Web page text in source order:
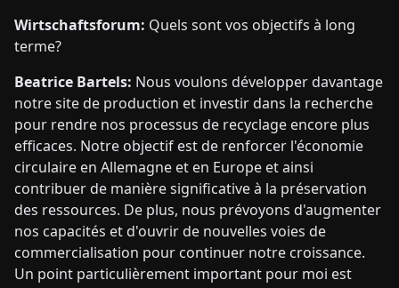
Wirtschaftsforum: Quels sont vos objectifs à long
terme?
Beatrice Bartels: Nous voulons développer davantage
notre site de production et investir dans la recherche
pour rendre nos processus de recyclage encore plus
efficaces. Notre objectif est de renforcer l'économie
circulaire en Allemagne et en Europe et ainsi
contribuer de manière significative à la préservation
des ressources. De plus, nous prévoyons d'augmenter
nos capacités et d'ouvrir de nouvelles voies de
commercialisation pour continuer notre croissance.
Un point particulièrement important pour moi est